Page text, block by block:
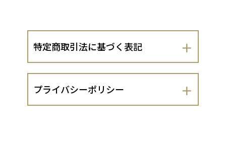
特定商取引法に基づく表記
会社名
プライバシーポリシー